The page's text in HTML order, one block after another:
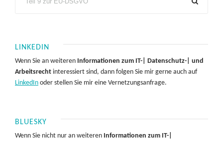
LINKEDIN
Wenn Sie an weiteren Informationen zum IT-| Datenschutz-| und
Arbeitsrecht interessiert sind, dann folgen Sie mir gerne auch auf
LinkedIn oder stellen Sie mir eine Vernetzungsanfrage.
BLUESKY
Wenn Sie nicht nur an weiteren Informationen zum IT-|